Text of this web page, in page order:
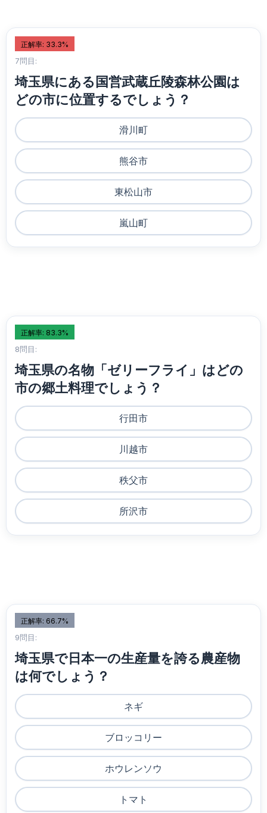
正解率: 33.3%
7問目:
埼玉県にある国営武蔵丘陵森林公園は
どの市に位置するでしょう？
滑川町
熊谷市
東松山市
嵐山町
正解率: 83.3%
8問目:
埼玉県の名物「ゼリーフライ」はどの
市の郷土料理でしょう？
行田市
川越市
秩父市
所沢市
正解率: 66.7%
9問目:
埼玉県で日本一の生産量を誇る農産物
は何でしょう？
ネギ
ブロッコリー
ホウレンソウ
トマト